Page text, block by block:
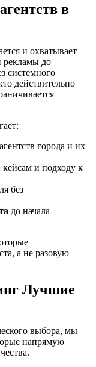
в
и охватывает
рекламы до
системного
действительно
города и их
и подходу к
без
до начала
а не разовую
Лучшие
выбора, мы
напрямую